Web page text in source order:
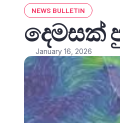
NEWS BULLETIN
දෙමසක්
January 16, 2026